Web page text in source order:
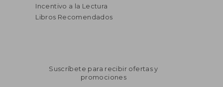
Incentivo a la Lectura
Libros Recomendados
Suscríbete para recibir ofertas y
promociones